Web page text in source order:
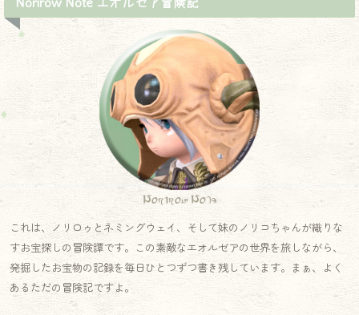
Norirow Note
これは、ノリロゥとネミングウェイ、そして妹のノリコちゃんが織りな
すお宝探しの冒険譚です。この素敵なエオルゼアの世界を旅しながら、
発掘したお宝物の記録を毎日ひとつずつ書き残しています。まぁ、よく
あるただの冒険記ですよ。